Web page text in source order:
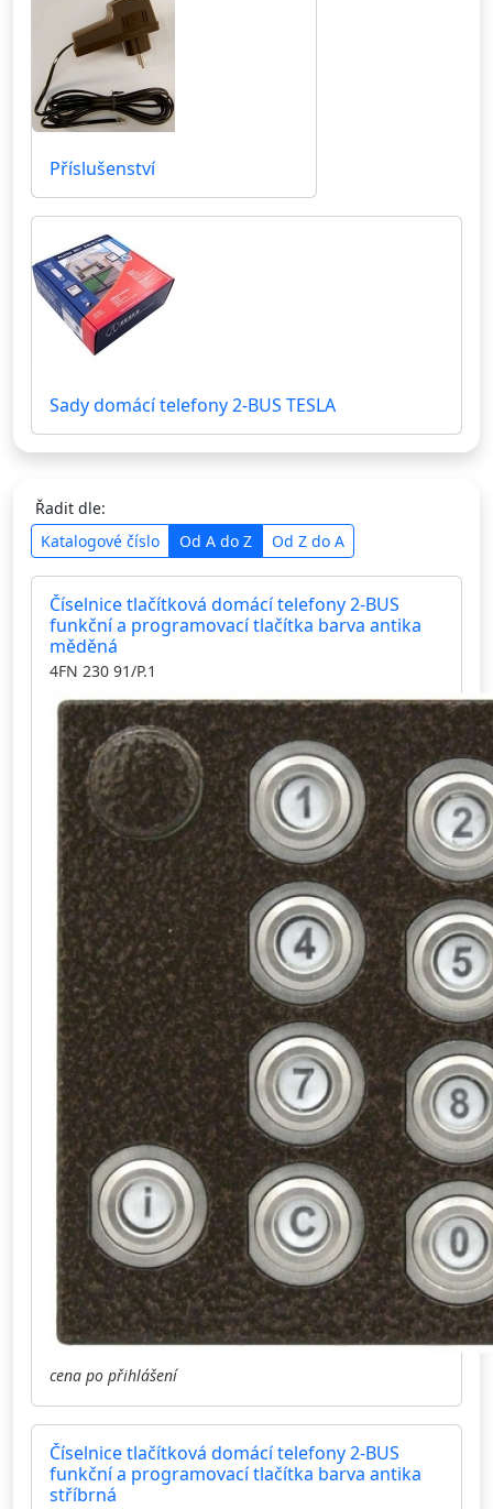
Příslušenství
Sady domácí telefony 2-BUS TESLA
Řadit dle:
Katalogové číslo
Od A do Z Od Z do A
Číselnice tlačítková domácí telefony 2-BUS
funkční a programovací tlačítka barva antika
měděná
4FN 230 91/P.1
cena po přihlášení
Číselnice tlačítková domácí telefony 2-BUS
funkční a programovací tlačítka barva antika
stříbrná